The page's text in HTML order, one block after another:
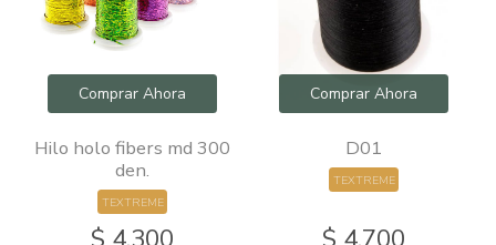
Comprar Ahora
Hilo holo fibers md 300
den.
TEXTREME
Comprar Ahora
D01
TEXTREME